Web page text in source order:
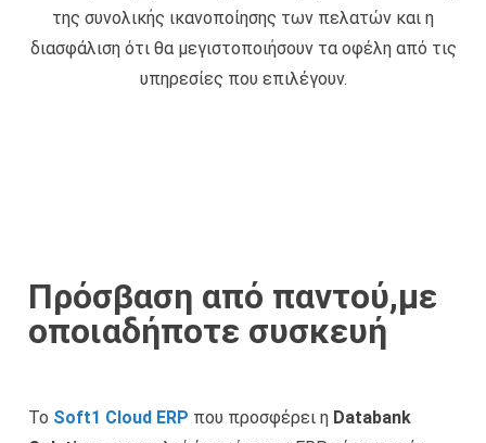
της συνολικής ικανοποίησης των πελατών και η
διασφάλιση ότι θα μεγιστοποιήσουν τα οφέλη από τις
υπηρεσίες που επιλέγουν.
Πρόσβαση από παντού,με
οποιαδήποτε συσκευή
Το Soft1 Cloud ERP που προσφέρει η Databank